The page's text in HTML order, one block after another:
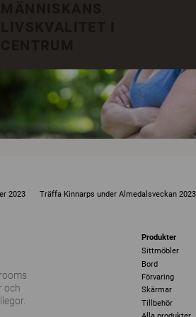
2023 Träffa Kinnarps under Almedalsveckan 2023
och
Produkter
Sittmöbler
Bord
Förvaring
Skärmar
Tillbehör